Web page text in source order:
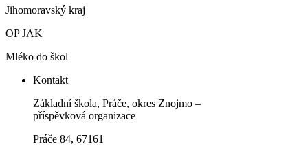
Jihomoravský kraj
OP JAK
Mléko do škol
Kontakt
Základní škola, Práče, okres Znojmo –
příspěvková organizace
Práče 84, 67161